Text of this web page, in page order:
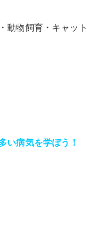
動物飼育・キャット
い病気を学ぼう！